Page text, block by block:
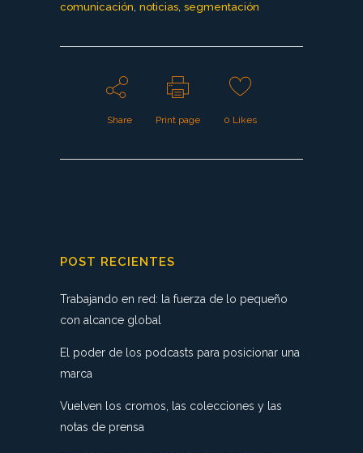
comunicación noticias segmentación
Share Print page 0 Likes
POST RECIENTES
Trabajando en red: la fuerza de lo pequeño
con alcance global
El poder de los podcasts para posicionar una
marca
Vuelven los cromos, las colecciones y las
notas de prensa